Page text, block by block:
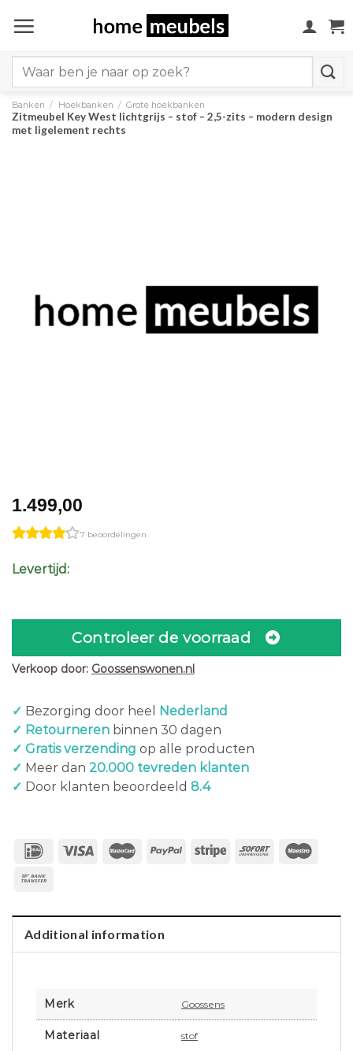
naar
for:
Banken / Hoekbanken / Grote hoekbanken
Zitmeubel Key West lichtgrijs – stof – 2,5-zits – modern design
met ligelement rechts
1.499,00
7 beoordelingen
Levertijd:
Controleer de voorraad
Verkoop door: Goossenswonen.nl
✓ Bezorging door heel
Nederland
✓ Retourneren binnen 30 dagen
✓ Gratis verzending op alle producten
✓ Meer dan 20.000 tevreden klanten
✓ Door klanten beoordeeld 8.4
Additional information
Merk Goossens
Materiaal stof